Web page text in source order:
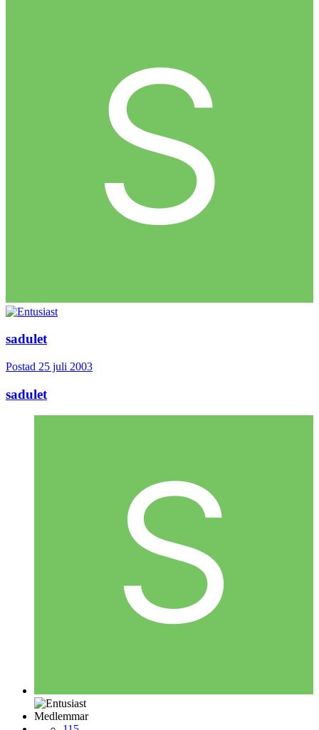
sadulet
Postad 25 juli 2003
sadulet
Medlemmar